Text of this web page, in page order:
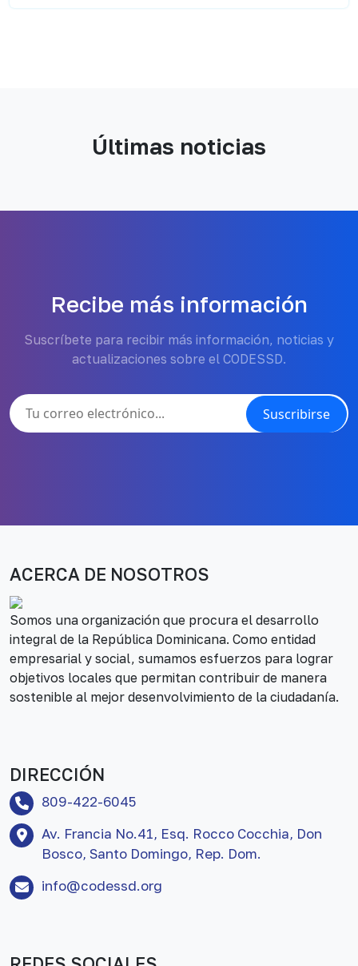
Últimas noticias
Recibe más información
Suscríbete para recibir más información, noticias y
actualizaciones sobre el CODESSD.
Suscribirse
ACERCA DE NOSOTROS
Somos una organización que procura el desarrollo
integral de la República Dominicana. Como entidad
empresarial y social, sumamos esfuerzos para lograr
objetivos locales que permitan contribuir de manera
sostenible al mejor desenvolvimiento de la ciudadanía.
DIRECCIÓN
809-422-6045
Av. Francia No.41, Esq. Rocco Cocchia, Don
Bosco, Santo Domingo, Rep. Dom.
info@codessd.org